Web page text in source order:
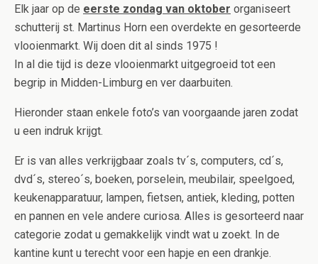
Elk jaar op de eerste zondag van oktober organiseert
schutterij st. Martinus Horn een overdekte en gesorteerde
vlooienmarkt. Wij doen dit al sinds 1975 !
In al die tijd is deze vlooienmarkt uitgegroeid tot een
begrip in Midden-Limburg en ver daarbuiten.
Hieronder staan enkele foto’s van voorgaande jaren zodat
u een indruk krijgt.
Er is van alles verkrijgbaar zoals tv´s, computers, cd´s,
dvd´s, stereo´s, boeken, porselein, meubilair, speelgoed,
keukenapparatuur, lampen, fietsen, antiek, kleding, potten
en pannen en vele andere curiosa. Alles is gesorteerd naar
categorie zodat u gemakkelijk vindt wat u zoekt. In de
kantine kunt u terecht voor een hapje en een drankje.